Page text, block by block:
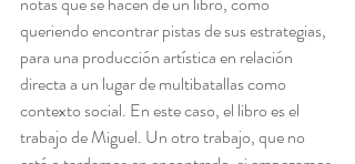
queriendo encontrar pistas de sus estrategias,
para una producción artística en relación
directa a un lugar de multibatallas como
contexto social. En este caso, el libro es el
trabajo de Miguel. Un otro trabajo, que no